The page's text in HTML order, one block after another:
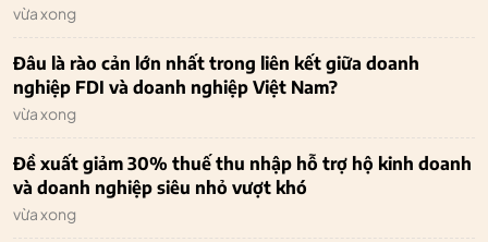
vừa xong
Đâu là rào cản lớn nhất trong liên kết giữa doanh
nghiệp FDI và doanh nghiệp Việt Nam?
vừa xong
Đề xuất giảm 30% thuế thu nhập hỗ trợ hộ kinh doanh
và doanh nghiệp siêu nhỏ vượt khó
vừa xong